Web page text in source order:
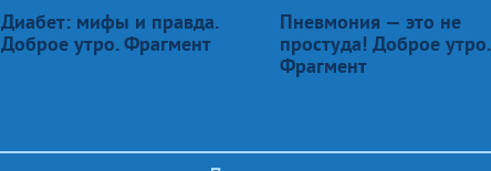
Диабет: мифы и правда.
Доброе утро. Фрагмент
Пневмония — это не
простуда! Доброе утро.
Фрагмент